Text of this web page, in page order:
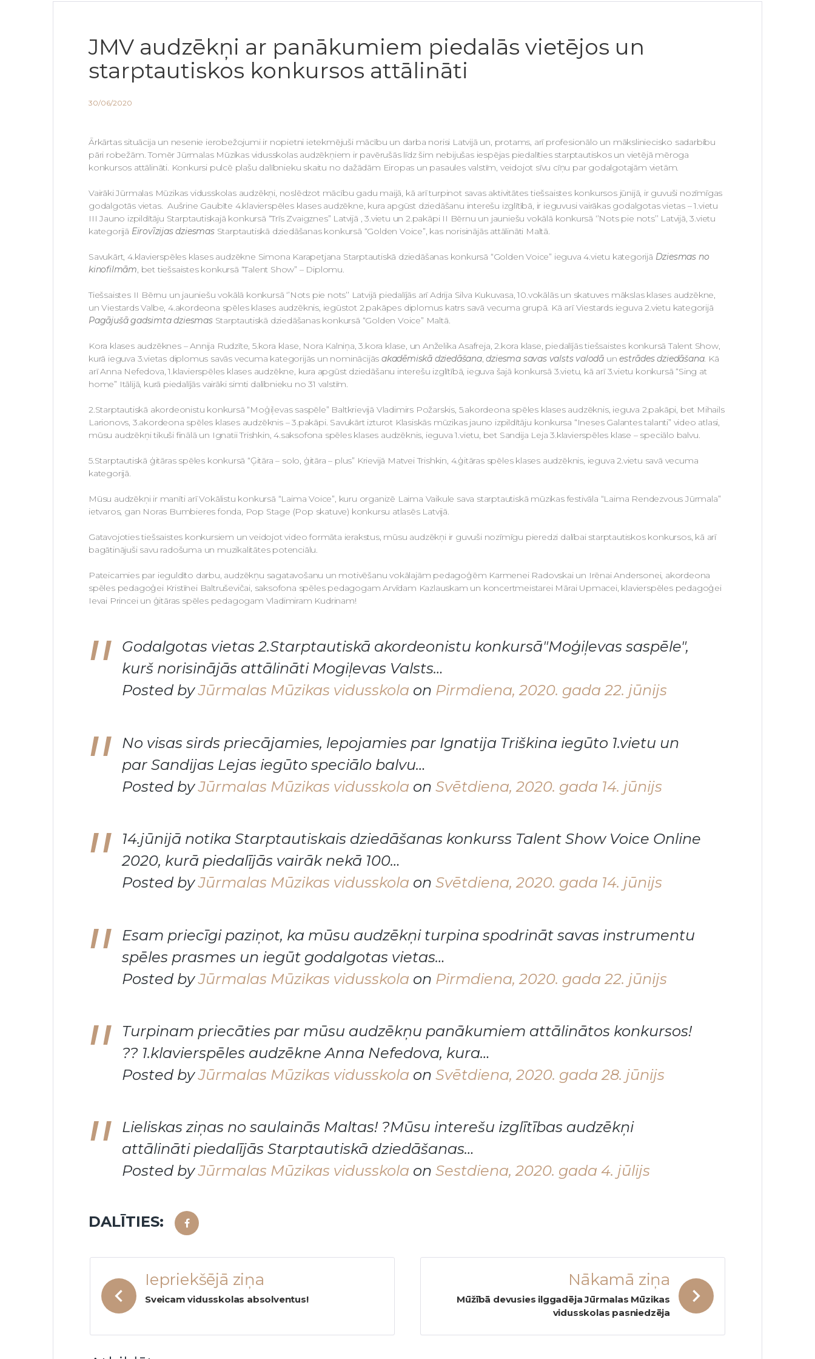
JMV audzēkņi ar panākumiem piedalās vietējos un
starptautiskos konkursos attālināti
30/06/2020
Ārkārtas situācija un nesenie ierobežojumi ir nopietni ietekmējuši mācību un darba norisi Latvijā un, protams, arī profesionālo un māksliniecisko sadarbību
pāri robežām. Tomēr Jūrmalas Mūzikas vidusskolas audzēkņiem ir pavērušās līdz šim nebijušas iespējas piedalīties starptautiskos un vietējā mēroga
konkursos attālināti. Konkursi pulcē plašu dalībnieku skaitu no dažādām Eiropas un pasaules valstīm, veidojot sīvu cīņu par godalgotajām vietām.
Vairāki Jūrmalas Mūzikas vidusskolas audzēkņi, noslēdzot mācību gadu maijā, kā arī turpinot savas aktivitātes tiešsaistes konkursos jūnijā, ir guvuši nozīmīgas
godalgotās vietas. Aušrine Gaubīte 4.klavierspēles klases audzēkne, kura apgūst dziedāšanu interešu izglītībā, ir ieguvusi vairākas godalgotas vietas – 1.vietu
III Jauno izpildītāju Starptautiskajā konkursā “Trīs Zvaigznes” Latvijā , 3.vietu un 2.pakāpi II Bērnu un jauniešu vokālā konkursā ‘’Nots pie nots’’ Latvijā, 3.vietu
kategorijā Eirovīzijas dziesmasStarptautiskā dziedāšanas konkursā “Golden Voice”, kas norisinājās attālināti Maltā.
Savukārt, 4.klavierspēles klases audzēkne Simona Karapetjana Starptautiskā dziedāšanas konkursā “Golden Voice” ieguva 4.vietu kategorijā Dziesmas no
kinofilmām, bet tiešsaistes konkursā “Talent Show” – Diplomu.
Tiešsaistes II Bērnu un jauniešu vokālā konkursā ‘’Nots pie nots’’ Latvijā piedalījās arī Adrija Silva Kukuvasa, 10.vokālās un skatuves mākslas klases audzēkne,
un Viestards Valbe, 4.akordeona spēles klases audzēknis, iegūstot 2.pakāpes diplomus katrs savā vecuma grupā. Kā arī Viestards ieguva 2.vietu kategorijā
Pagājušā gadsimta dziesmasStarptautiskā dziedāšanas konkursā “Golden Voice” Maltā.
Kora klases audzēknes – Annija Rudzīte, 5.kora klase, Nora Kalniņa, 3.kora klase, un Anželika Asafreja, 2.kora klase, piedalījās tiešsaistes konkursā Talent Show,
kurā ieguva 3.vietas diplomus savās vecuma kategorijās un nominācijās akadēmiskā dziedāšana,dziesma savas valsts valodā unestrādes dziedāšana. Kā
arī Anna Nefedova, 1.klavierspēles klases audzēkne, kura apgūst dziedāšanu interešu izglītībā, ieguva šajā konkursā 3.vietu, kā arī 3.vietu konkursā “Sing at
home” Itālijā, kurā piedalījās vairāki simti dalībnieku no 31 valstīm.
2.Starptautiskā akordeonistu konkursā “Moģiļevas saspēle” Baltkrievijā Vladimirs Požarskis, 5.akordeona spēles klases audzēknis, ieguva 2.pakāpi, bet Mihails
Larionovs, 3.akordeona spēles klases audzēknis – 3.pakāpi. Savukārt izturot Klasiskās mūzikas jauno izpildītāju konkursa “Ineses Galantes talanti” video atlasi,
mūsu audzēkņi tikuši finālā un Ignatii Trishkin, 4.saksofona spēles klases audzēknis, ieguva 1.vietu, bet Sandija Leja 3.klavierspēles klase – speciālo balvu.
5.Starptautiskā ģitāras spēles konkursā “Ģitāra – solo, ģitāra – plus” Krievijā Matvei Trishkin, 4.ģitāras spēles klases audzēknis, ieguva 2.vietu savā vecuma
kategorijā.
Mūsu audzēkņi ir manīti arī Vokālistu konkursā “Laima Voice”, kuru organizē Laima Vaikule sava starptautiskā mūzikas festivāla “Laima Rendezvous Jūrmala”
ietvaros, gan Noras Bumbieres fonda, Pop Stage (Pop skatuve) konkursu atlasēs Latvijā.
Gatavojoties tiešsaistes konkursiem un veidojot video formāta ierakstus, mūsu audzēkņi ir guvuši nozīmīgu pieredzi dalībai starptautiskos konkursos, kā arī
bagātinājuši savu radošuma un muzikalitātes potenciālu.
Pateicamies par ieguldīto darbu, audzēkņu sagatavošanu un motivēšanu vokālajām pedagoģēm Karmenei Radovskai un Irēnai Andersonei, akordeona
spēles pedagoģei Kristīnei Baltruševičai, saksofona spēles pedagogam Arvīdam Kazlauskam un koncertmeistarei Mārai Upmacei, klavierspēles pedagoģei
Ievai Princei un ģitāras spēles pedagogam Vladimiram Kudrinam!
Godalgotas vietas 2.Starptautiskā akordeonistu konkursā"Moģiļevas saspēle",
kurš norisinājās attālināti Mogiļevas Valsts…
Posted byJūrmalas Mūzikas vidusskola on Pirmdiena, 2020. gada 22. jūnijs
No visas sirds priecājamies, lepojamies par Ignatija Triškina iegūto 1.vietu un
par Sandijas Lejas iegūto speciālo balvu…
Posted byJūrmalas Mūzikas vidusskola onSvētdiena, 2020. gada 14. jūnijs
14.jūnijā notika Starptautiskais dziedāšanas konkurss Talent Show Voice Online
2020, kurā piedalījās vairāk nekā 100…
Posted byJūrmalas Mūzikas vidusskola onSvētdiena, 2020. gada 14. jūnijs
Esam priecīgi paziņot, ka mūsu audzēkņi turpina spodrināt savas instrumentu
spēles prasmes un iegūt godalgotas vietas…
Posted byJūrmalas Mūzikas vidusskola on Pirmdiena, 2020. gada 22. jūnijs
Turpinam priecāties par mūsu audzēkņu panākumiem attālinātos konkursos!
?? 1.klavierspēles audzēkne Anna Nefedova, kura…
Posted byJūrmalas Mūzikas vidusskola onSvētdiena, 2020. gada 28. jūnijs
Lieliskas ziņas no saulainās Maltas! ?Mūsu interešu izglītības audzēkņi
attālināti piedalījās Starptautiskā dziedāšanas…
Posted byJūrmalas Mūzikas vidusskola onSestdiena, 2020. gada 4. jūlijs
DALĪTIES: Facebook
izvēlneIepriekšējā ziņa
Sveicam vidusskolas absolventus!
Nākamā ziņa
Mūžībā devusies ilggadēja Jūrmalas Mūzikas
vidusskolas pasniedzēja